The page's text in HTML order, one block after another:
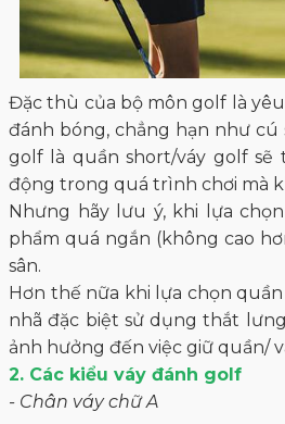
Đặc thù của bộ môn golf là
đánh bóng, chẳng hạn như
golf là quần short/váy golf sẽ
động trong quá trình chơi mà
Nhưng hãy lưu ý, khi lựa
phẩm quá ngắn (không cao
sân.
Hơn thế nữa khi lựa chọn
nhã đặc biệt sử dụng thắt
ảnh hưởng đến việc giữ quần/
2. Các kiểu váy đánh golf
- Chân váy chữ A